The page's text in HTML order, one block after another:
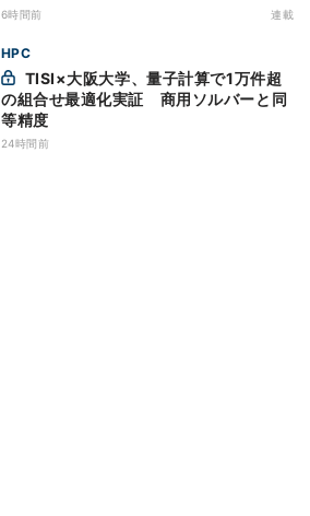
ビス開始を表明、本格的な商用展開のめ
6時間前 連載
HPC
の組合せ最適化実証 商用ソルバーと同
等精度
24時間前